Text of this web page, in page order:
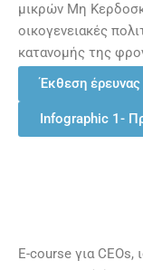
μικρών Μη
οικογενειακές
κατανομής της
Έκθεση έρευνας
Infographic 1-
E-course για CEOs,